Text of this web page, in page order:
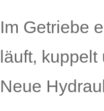
Im Getriebe
läuft,
Neue